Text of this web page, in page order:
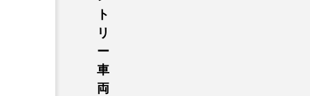
ト
リ
ー
車
両